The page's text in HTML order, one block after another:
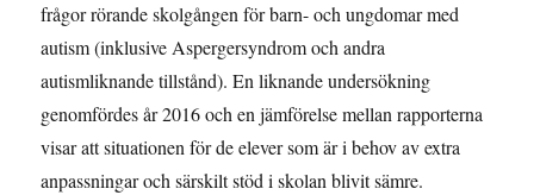
frågor rörande skolgången för barn- och ungdomar med
autism (inklusive Aspergersyndrom och andra
autismliknande tillstånd). En liknande undersökning
genomfördes år 2016 och en jämförelse mellan rapporterna
visar att situationen för de elever som är i behov av extra
anpassningar och särskilt stöd i skolan blivit sämre.